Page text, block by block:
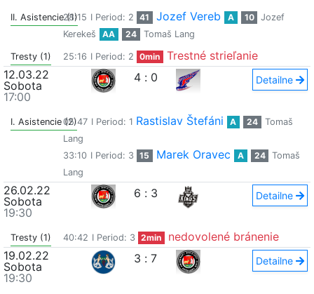
II. Asistencie (1)
28:15 I Period: 2 41 Jozef Vereb A 10
Jozef
Kerekeš
AA 24 Tomaš Lang
Tresty (1) 25:16 I Period: 2 0min
Trestné strieľanie
12.03.22
Sobota
17:00
4 : 0 Detailne
I. Asistencie (2)05:47 I Period: 1 Rastislav Štefáni A 24
Tomaš
Lang
33:10 I Period: 3 15 Marek Oravec A 24
Tomaš
Lang
26.02.22
Sobota
19:30
6 : 3 Detailne
Tresty (1) 40:42 I Period: 3 2min
nedovolené bránenie
19.02.22
Sobota
19:30
3 : 7 Detailne